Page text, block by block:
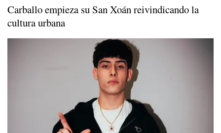
Carballo empieza su San Xoánreivindicando la
cultura urbana